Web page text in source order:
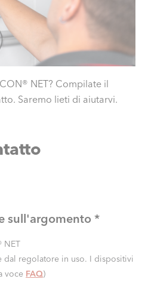
NET? Compilate il
Saremo lieti di aiutarvi.
sull'argomento *
NET
dal regolatore in uso. I dispositivi
voce FAQ)